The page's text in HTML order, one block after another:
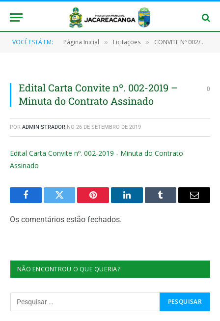
VOCÊ ESTÁ EM: Página Inicial » Licitações » CONVITE Nº 002/2019 (Aquisição de Motores, Geradores, Painel eletrônico de ligação e acessórios)
Edital Carta Convite nº. 002-2019 –
Minuta do Contrato Assinado
0
POR ADMINISTRADOR NO 26 DE SETEMBRO DE 2019
Edital Carta Convite nº. 002-2019 - Minuta do Contrato
Assinado
FacebookTwitter Pinterest O
Tumblr
E-
Os comentários estão fechados.
NÃO ENCONTROU O QUE QUERIA?